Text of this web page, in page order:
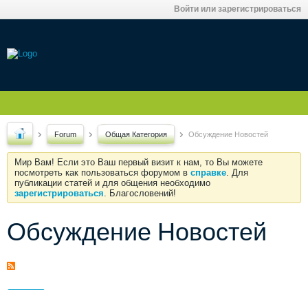
Войти или зарегистрироваться
Forum Общая Категория Обсуждение Новостей
Мир Вам! Если это Ваш первый визит к нам, то Вы можете
посмотреть как пользоваться форумом в справке. Для
публикации статей и для общения необходимо
зарегистрироваться. Благословений!
Обсуждение Новостей